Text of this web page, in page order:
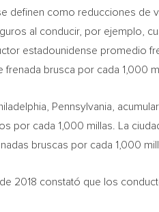
definen como reducciones
al conducir, por ejemplo,
estadounidense promedio
brusca por cada 1,000
Pennsylvania ,
por cada 1,000 millas. La
bruscas por cada 1,000
2018 constató que los